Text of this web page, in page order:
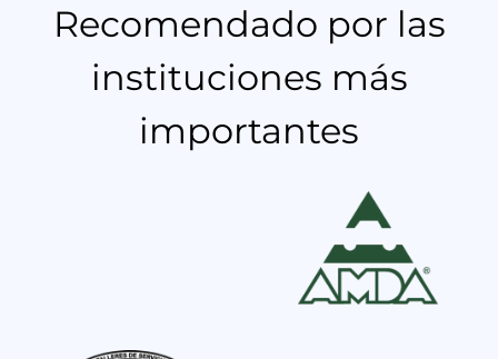
Recomendado por las
instituciones más
importantes